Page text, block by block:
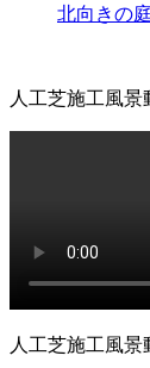
2026.6.24
たり、定期的
忙しい現代人
りある時間を
も手足を汚さ
2026.6.11
北向きの
人工芝施工風景
人工芝施工風景